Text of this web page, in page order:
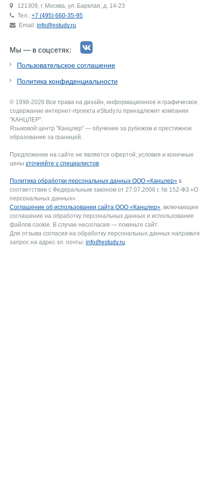
121309, г. Москва, ул. Барклая, д. 14-23
Тел.: +7 (495) 660-35-95
Email: info@estudy.ru
Мы — в соцсетях:
Пользовательское соглашение
Политика конфиденциальности
© 1998-2026 Все права на дизайн, информационное и графическое
содержание интернет-проекта eStudy.ru принадлежит компании
"КАНЦЛЕР".
Языковой центр "Канцлер" — обучение за рубежом и престижное
образование за границей.
Предложение на сайте не является офертой, условия и конечные
цены уточняйте у специалистов.
Политика обработки персональных данных ООО «Канцлер» в
соответствии с Федеральным законом от 27.07.2006 г. № 152-ФЗ «О
персональных данных».
Соглашение об использовании сайта ООО «Канцлер», включающее
соглашение на обработку персональных данных и использование
файлов cookie. В случае несогласия — покиньте сайт.
Для отзыва согласия на обработку персональных данных направьте
запрос на адрес эл. почты: info@estudy.ru.